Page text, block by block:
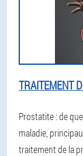
TRAITEMENT
Prostatite : de
maladie,
traitement de la